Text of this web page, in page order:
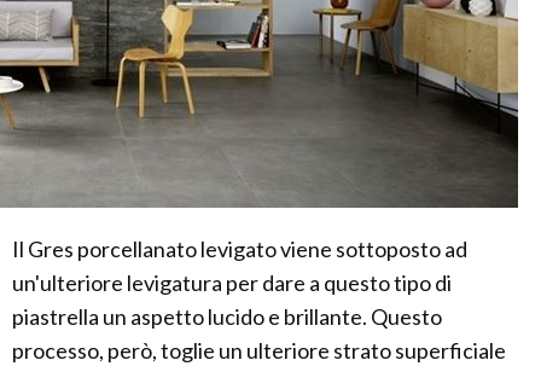
Il Gres porcellanato levigato viene sottoposto ad
un'ulteriore levigatura per dare a questo tipo di
piastrella un aspetto lucido e brillante. Questo
processo, però, toglie un ulteriore strato superficiale